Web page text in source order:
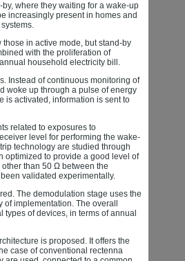
where they waiting for a wake-up
increasingly present in homes and
in active mode, but stand-by
with the proliferation of
household electricity bill.
Instead of continuous monitoring of
woke up through a pulse of energy
is activated, information is sent to
related to exposures to
level for performing the wake-
technology are studied through
optimized to provide a good level of
than 50 Ω between the
validated experimentally.
The demodulation stage uses the
implementation. The overall
of devices, in terms of annual
is proposed. It offers the
case of conventional rectenna